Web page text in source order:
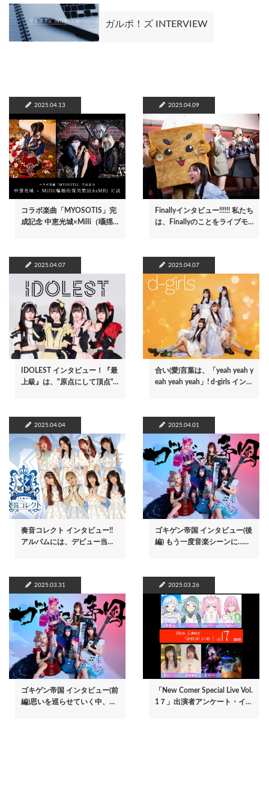
ガルポ！ズ INTERVIEW
2025.04.13
コラボ楽曲「MYOSOTIS」完
成記念 中恵光城×Milli（囁揺…
2025.04.09
Finallyインタビュー!!!!!! 私たち
は、Finallyのことをライブモ…
2025.04.07
IDOLEST インタビュー！『最
上級』は、"原点にして頂点"…
2025.04.07
合い(愛)言葉は、「yeah yeah y
eah yeah yeah」! d-girls イン…
2025.04.04
奏音コレクト インタビュー!!
アルバムには、デビュー当…
2025.04.01
ゴキゲン帝国 インタビュー(後
編) もう一度音楽シーンに……
2025.03.31
ゴキゲン帝国 インタビュー(前
編)思いを巡らせていく中、…
2025.03.26
「New Comer Special Live Vol.
1７」出演者アンケート・イ…